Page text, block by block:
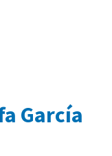
García